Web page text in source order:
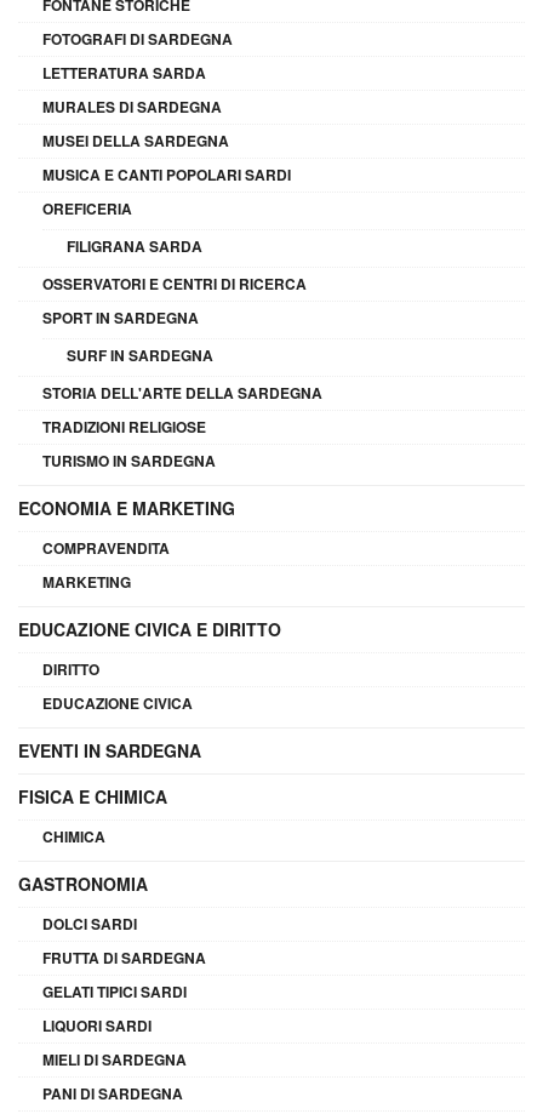
FONTANE STORICHE
FOTOGRAFI DI SARDEGNA
LETTERATURA SARDA
MURALES DI SARDEGNA
MUSEI DELLA SARDEGNA
MUSICA E CANTI POPOLARI SARDI
OREFICERIA
FILIGRANA SARDA
OSSERVATORI E CENTRI DI RICERCA
SPORT IN SARDEGNA
SURF IN SARDEGNA
STORIA DELL'ARTE DELLA SARDEGNA
TRADIZIONI RELIGIOSE
TURISMO IN SARDEGNA
ECONOMIA E MARKETING
COMPRAVENDITA
MARKETING
EDUCAZIONE CIVICA E DIRITTO
DIRITTO
EDUCAZIONE CIVICA
EVENTI IN SARDEGNA
FISICA E CHIMICA
CHIMICA
GASTRONOMIA
DOLCI SARDI
FRUTTA DI SARDEGNA
GELATI TIPICI SARDI
LIQUORI SARDI
MIELI DI SARDEGNA
PANI DI SARDEGNA